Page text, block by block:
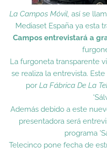
La Campos Móvil, así se
Mediaset España ya esta
Campos entrevistará a
La furgoneta transparente
se realiza la entrevista.
por La Fábrica De La
Además debido a este
presentadora será
programa
Telecinco pone fecha de